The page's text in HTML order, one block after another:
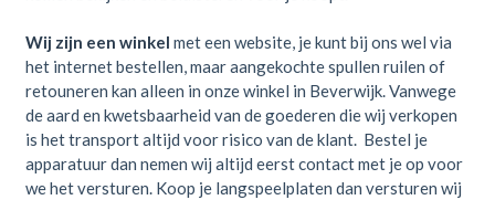
Wij zijn een winkel met een website, je kunt bij ons wel via
het internet bestellen, maar aangekochte spullen ruilen of
retouneren kan alleen in onze winkel in Beverwijk. Vanwege
de aard en kwetsbaarheid van de goederen die wij verkopen
is het transport altijd voor risico van de klant. Bestel je
apparatuur dan nemen wij altijd eerst contact met je op voor
we het versturen. Koop je langspeelplaten dan versturen wij